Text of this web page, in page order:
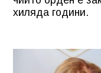
хиляда години.